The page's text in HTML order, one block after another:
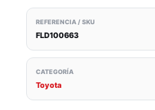
REFERENCIA / SKU
FLD100663
CATEGORÍA
Toyota